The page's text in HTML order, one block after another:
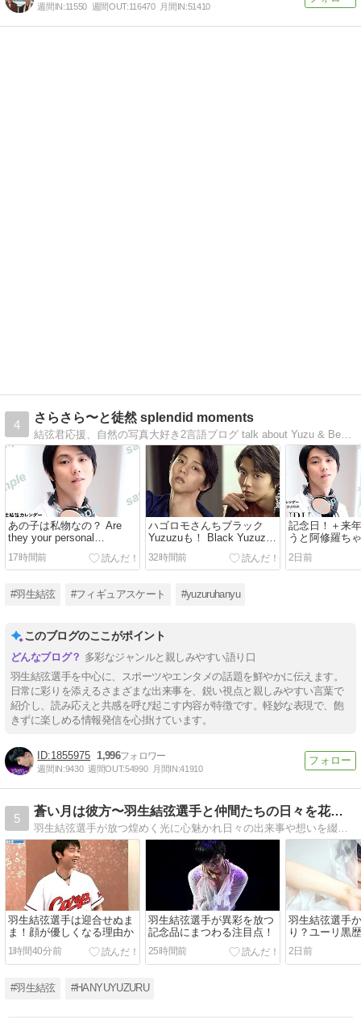
週間IN:11550 週間OUT:116470 月間IN:51410
4
さらさら〜と徒然 splendid moments
結弦君応援、自然の写真大好き2言語ブログ talk about Yuzu & Beauties of Nature bilingual blog
あの子は私物なの？ Are
they your personal
belongings？
17時間前
ハゴロモさんちブラック
Yuzuzuも！ Black Yuzuzu
from Hagoromo
32時間前
記念日！＋来
うと阿修羅ち
む？
2日前
#羽生結弦 #フィギュアスケート #yuzuruhanyu
このブログのここがポイント
多彩なジャンルと親しみやすい語り口
羽生結弦選手を中心に、スポーツやエンタメの話題を鮮やかに伝えます。
日常に彩りを添えるさまざまな出来事を、鋭い視点と親しみやすい言葉で
紹介し、読み応えと共感を呼び起こす内容が特徴です。軽妙な表現で、飽
きずに楽しめる情報発信を心掛けています。
1855975 1,996
週間IN:9430 週間OUT:54990 月間IN:41910
5
蒼い月は彼方〜羽生結弦選手と仲間たちの日々を花束にして〜
羽生結弦選手が放つ煌めく光に心魅かれ日々の出来事や想いを綴ります。
羽生結弦選手は迎合せぬま
ま！顔が優しくなる理由か
1時間40分前
羽生結弦選手が異彩を放つ
記念品にまつわる注目点！
25時間前
羽生結弦選手
り？ユーリ黒
き！
2日前
#羽生結弦 #HANYUYUZURU